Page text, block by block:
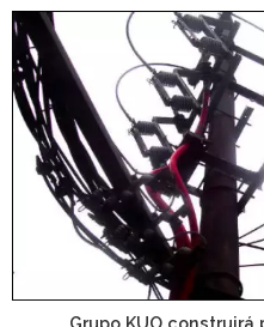
Grupo KUO